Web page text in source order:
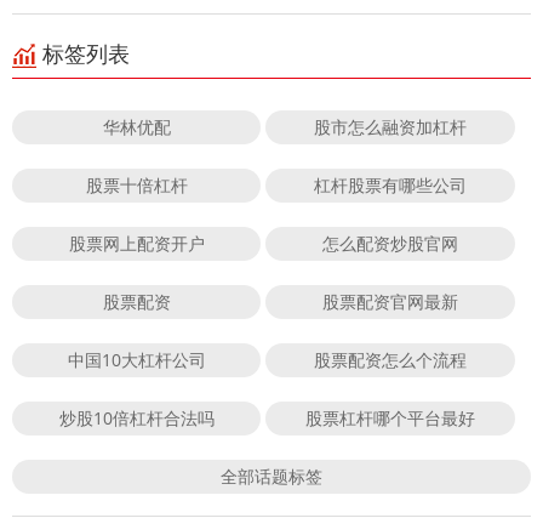
标签列表
华林优配 股市怎么融资加杠杆
股票十倍杠杆 杠杆股票有哪些公司
股票网上配资开户 怎么配资炒股官网
股票配资 股票配资官网最新
中国10大杠杆公司 股票配资怎么个流程
炒股10倍杠杆合法吗 股票杠杆哪个平台最好
全部话题标签